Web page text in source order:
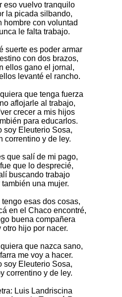
eso vuelvo tranquilo
la picada silbando,
hombre con voluntad
le falta trabajo.
suerte es poder armar
con dos brazos,
ellos gano el jornal,
levanté el rancho.
que tenga fuerza
aflojarle al trabajo,
crecer a mis hijos
para educarlos.
soy Eleuterio Sosa,
correntino y de ley.
que salí de mi pago,
que lo desprecié,
buscando trabajo
también una mujer.
tengo esas dos cosas,
en el Chaco encontré,
buena compañera
otro hijo por nacer.
que nazca sano,
me voy a hacer.
soy Eleuterio Sosa,
correntino y de ley.
Luis Landriscina